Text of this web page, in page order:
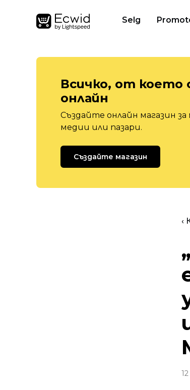
Selg
Всичко, от което
онлайн
Създайте онлайн магазин
медии или пазари.
Създайте магазин
‹